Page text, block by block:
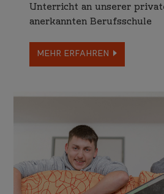
Unterricht an unserer
aner­kannten Berufs­schule
MEHR ERFAHREN